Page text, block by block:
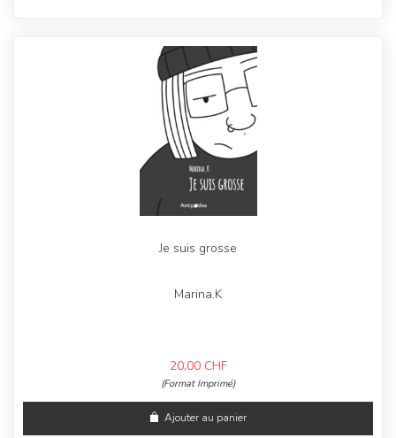
Je suis grosse
Marina.K
20,00 CHF
(Format Imprimé)
Ajouter au panier